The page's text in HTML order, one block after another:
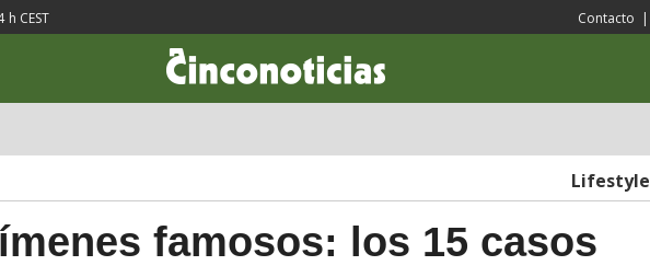
h CEST Contacto |
Lifestyle
famosos: los 15 casos